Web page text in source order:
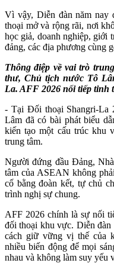
Vì vậy, Diễn đàn năm nay
thoại mở và rộng rãi, nơi
học giả, doanh nghiệp, giới
đảng, các địa phương cùng
Thông điệp về vai trò
thư, Chủ tịch nước Tô
La. AFF 2026 nối tiếp tinh
- Tại Đối thoại Shangri-La
Lâm đã có bài phát biểu
kiến tạo một cấu trúc khu
trung tâm.
Người đứng đầu Đảng,
tâm của ASEAN không
cố bằng đoàn kết, tự chủ
trình nghị sự chung.
AFF 2026 chính là sự nối
đối thoại khu vực. Diễn
cách giữ vững vị thế của
nhiều biến động để mọi
nhau và không làm suy yếu